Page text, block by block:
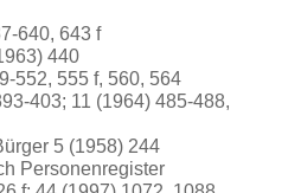
640, 643 f
440
552, 555 f, 560, 564
403; 11 (1964) 485-488,
5 (1958) 244
Personenregister